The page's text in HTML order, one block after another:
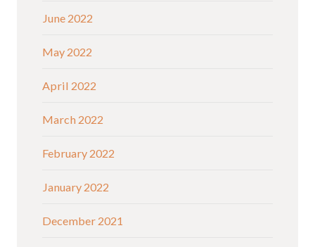
June 2022
May 2022
April 2022
March 2022
February 2022
January 2022
December 2021